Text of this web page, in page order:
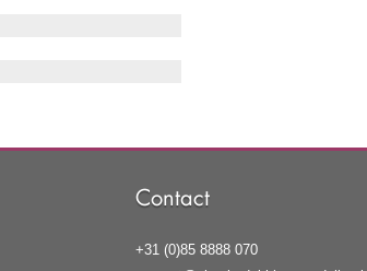
Contact
+31 (0)85 8888 070